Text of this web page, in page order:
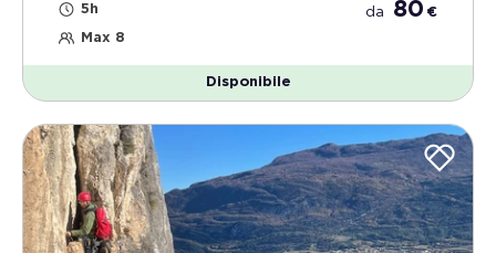
5h
Max 8
da 80 €
Disponibile